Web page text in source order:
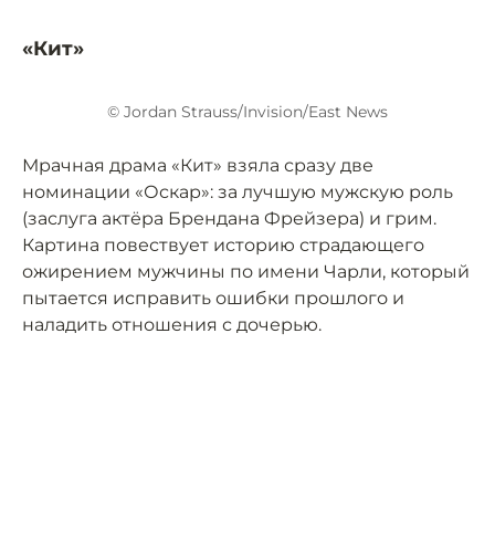
«Кит»
© Jordan Strauss/Invision/East News
Мрачная драма «Кит» взяла сразу две
номинации «Оскар»: за лучшую мужскую роль
(заслуга актёра Брендана Фрейзера) и грим.
Картина повествует историю страдающего
ожирением мужчины по имени Чарли, который
пытается исправить ошибки прошлого и
наладить отношения с дочерью.